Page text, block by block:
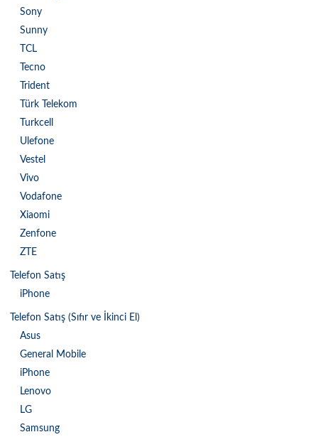
Sony
Sunny
TCL
Tecno
Trident
Türk Telekom
Turkcell
Ulefone
Vestel
Vivo
Vodafone
Xiaomi
Zenfone
ZTE
Telefon Satış
iPhone
Telefon Satış (Sıfır ve İkinci El)
Asus
General Mobile
iPhone
Lenovo
LG
Samsung